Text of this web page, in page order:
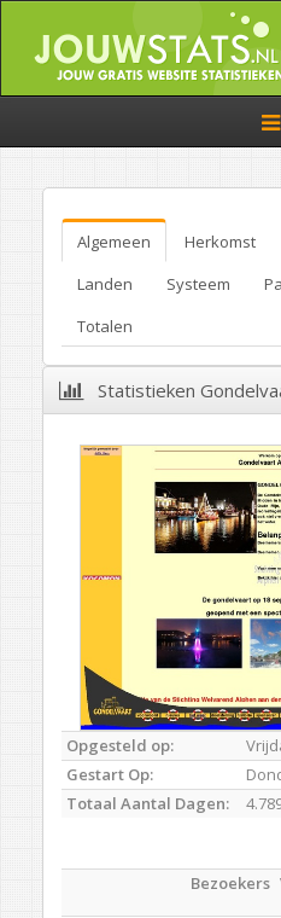
Algemeen Herkomst
Landen
Systeem
Totalen
Statistieken
Opgesteld op:
Gestart Op:
Totaal Aantal Dagen:
Bezoekers